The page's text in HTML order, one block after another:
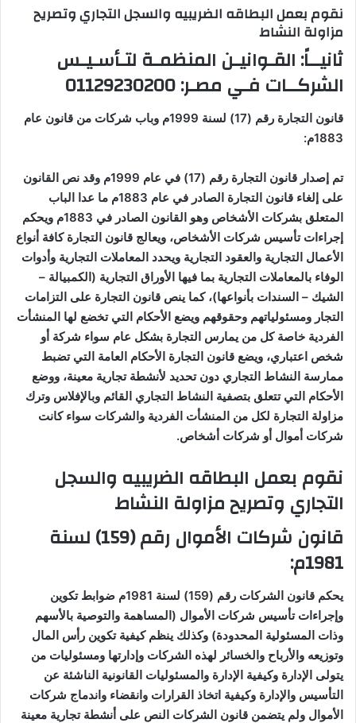
نقوم بعمل البطاقه الضريبيه والسجل التجاري وتصريح
مزاولة النشاط
ثانيــاً: القـوانيـن المنظمـة لتـأسـيـس
الشركــات فـي مصـر: 01129230200
قانون التجارة رقم (17) لسنة 1999م وباب شركات من قانون عام
1883م :
تم إصدار قانون التجارة رقم (17) في عام 1999م وقد نص القانون
على إلغاء قانون التجارة الصادر في عام 1883م ما عدا الباب
المتعلق بشركات الأشخاص وهو القانون الصادر في 1883م ويحكم
إجراءات تأسيس شركات الأشخاص، ويعالج قانون التجارة كافة أنواع
الأعمال التجارية والعقود التجارية ويحدد المعاملات التجارية وأدوات
الوفاء بالمعاملات التجارية بما فيها الأوراق التجارية (الكمبيالة –
الشيك – السندات بأنواعها)، كما ينص قانون التجارة على التزامات
التجار ومسئولياتهم وحقوقهم ويضع الأحكام التي تخضع لها المنشأت
الفردية خاصة كل من يمارس التجارة بشكل عام سواء شركة أو
شخص اعتباري، ويضع قانون التجارة الأحكام العامة التي تضبط
ممارسة النشاط التجاري دون تحديد لأنشطة تجارية معينة، ووضع
الأحكام التي تتعلق بتصفية النشاط التجاري القائم وبالإفلاس وترك
مزاولة التجارة لكل من المنشأت الفردية والشركات سواء كانت
شركات أموال أو شركات أشخاص.
نقوم بعمل البطاقه الضريبيه والسجل
التجاري وتصريح مزاولة النشاط
قانون شركات الأموال رقم (159) لسنة
1981م :
يحكم قانون الشركات رقم (159) لسنة 1981م ضوابط تكوين
وإجراءات تأسيس شركات الأموال (المساهمة والتوصية بالأسهم
وذات المسئولية المحدودة) وكذلك ينظم كيفية تكوين رأس المال
وتوزيعه والأرباح والخسائر لهذه الشركات وإدارتها ومسئوليات من
يتولى الإدارة وكيفية الإدارة والمسئوليات القانونية الناشئة عن
التأسيس والإدارة وكيفية اتخاذ القرارات وانقضاء واندماج شركات
الأموال ولم يتضمن قانون الشركات النص على أنشطة تجارية معينة